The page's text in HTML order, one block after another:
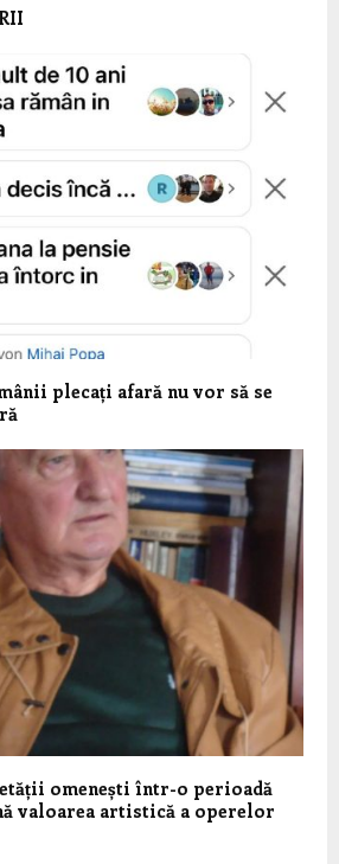
plecați afară nu vor să se
omenești într-o perioadă
valoarea artistică a operelor